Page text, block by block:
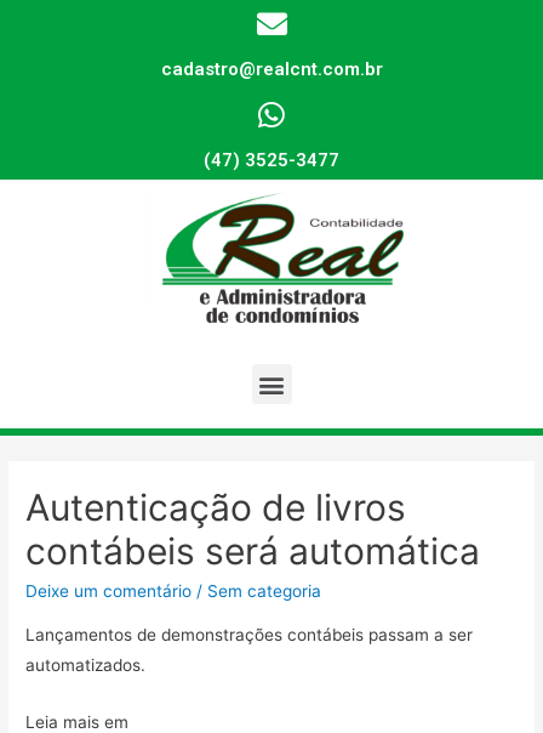
cadastro@realcnt.com.br
(47) 3525-3477
Autenticação de livros
contábeis será automática
Deixe um comentário / Sem categoria
Lançamentos de demonstrações contábeis passam a ser
automatizados.
Leia mais em